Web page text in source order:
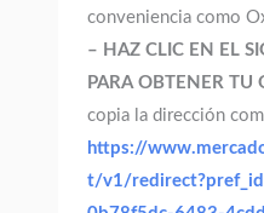
conveniencia como
– HAZ CLIC EN EL
PARA OBTENER TU
copia la dirección
https://
t/v1/